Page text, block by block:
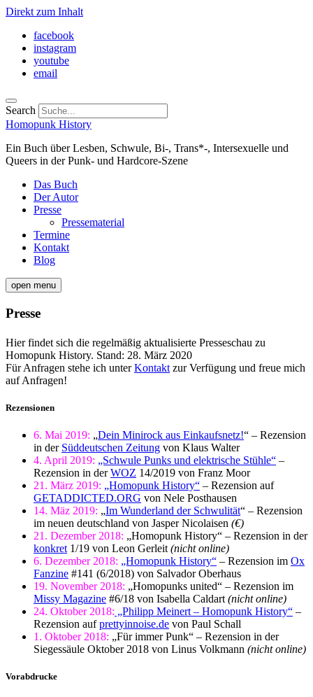
Direkt zum Inhalt
facebook
instagram
youtube
email
Search
Homopunk History
Ein Buch über Lesben, Schwule, Bi-, Trans*-, Intersexuelle und
Queers in der Punk- und Hardcore-Szene
Das Buch
Der Autor
Presse
Pressematerial
Termine
Kontakt
Blog
open menu
Presse
Hier findet sich die regelmäßig aktualisierte Presseschau zu
Homopunk History. Stand: 28. März 2020
Für Anfragen stehe ich unterKontakt zur Verfügung und freue mich
auf Anfragen!
Rezensionen
6. Mai 2019: „Dein Minirock aus Einkaufsnetz!“ – Rezension
in der Süddeutschen Zeitung von Klaus Walter
4. April 2019: „Schwule Punks und elektrische Stühle“ –
Rezension in derWOZ 14/2019 von Franz Moor
21. März 2019: „Homopunk History“ – Rezension auf
GETADDICTED.ORG von Nele Posthausen
14. Mäz 2019: „Im Wunderland der Schwulität“ – Rezension
im neuen deutschland von Jasper Nicolaisen (€)
21. Dezember 2018: „Homopunk History“ – Rezension in der
konkret 1/19 von Leon Gerleit (nicht online)
6. Dezember 2018: „Homopunk History“ – Rezension im Ox
Fanzine #141 (6/2018) von Salvador Oberhaus
19. November 2018: „Homopunks united“ – Rezension im
Missy Magazine #6/18 von Isabella Caldart (nicht online)
24. Oktober 2018: „Philipp Meinert – Homopunk History“ –
Rezension aufprettyinnoise.de von Paul Schall
1. Oktober 2018: „Für immer Punk“ – Rezension in der
Siegessäule Oktober 2018 von Linus Volkmann (nicht online)
Vorabdrucke